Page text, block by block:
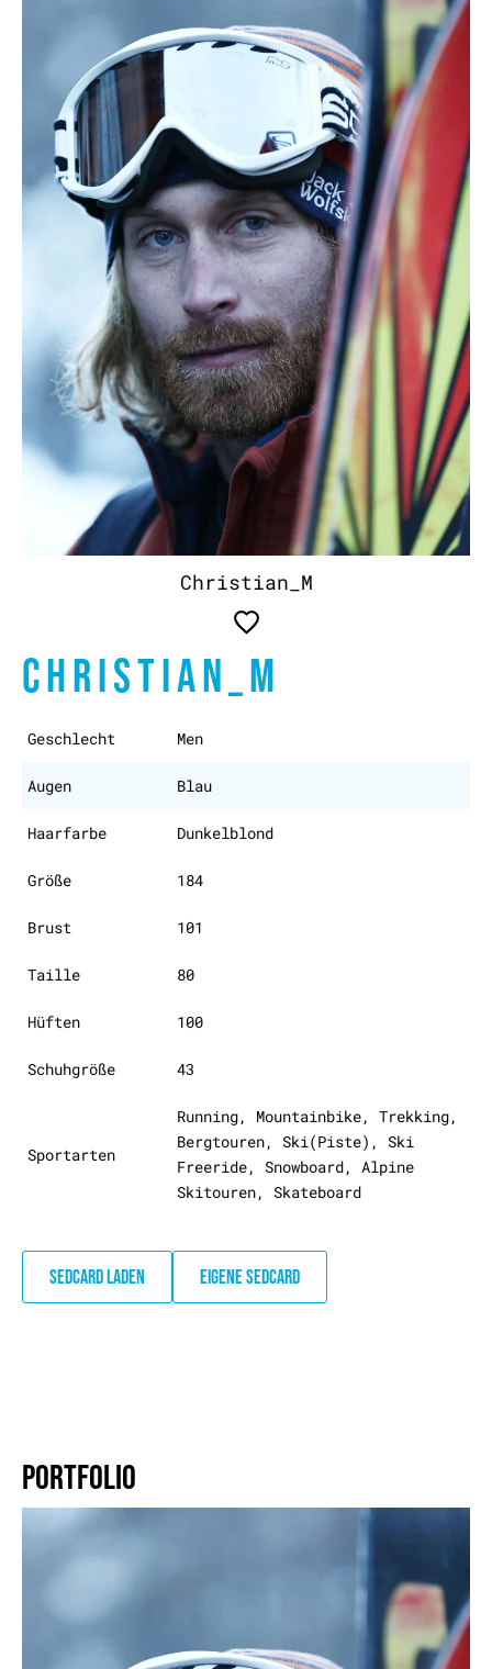
Christian_M
CHRISTIAN_M
Geschlecht Men
Augen Blau
Haarfarbe Dunkelblond
Größe 184
Brust 101
Taille 80
Hüften 100
Schuhgröße 43
Sportarten
Running, Mountainbike, Trekking,
Bergtouren, Ski(Piste), Ski
Freeride, Snowboard, Alpine
Skitouren, Skateboard
SEDCARD LADEN EIGENE SEDCARD
PORTFOLIO